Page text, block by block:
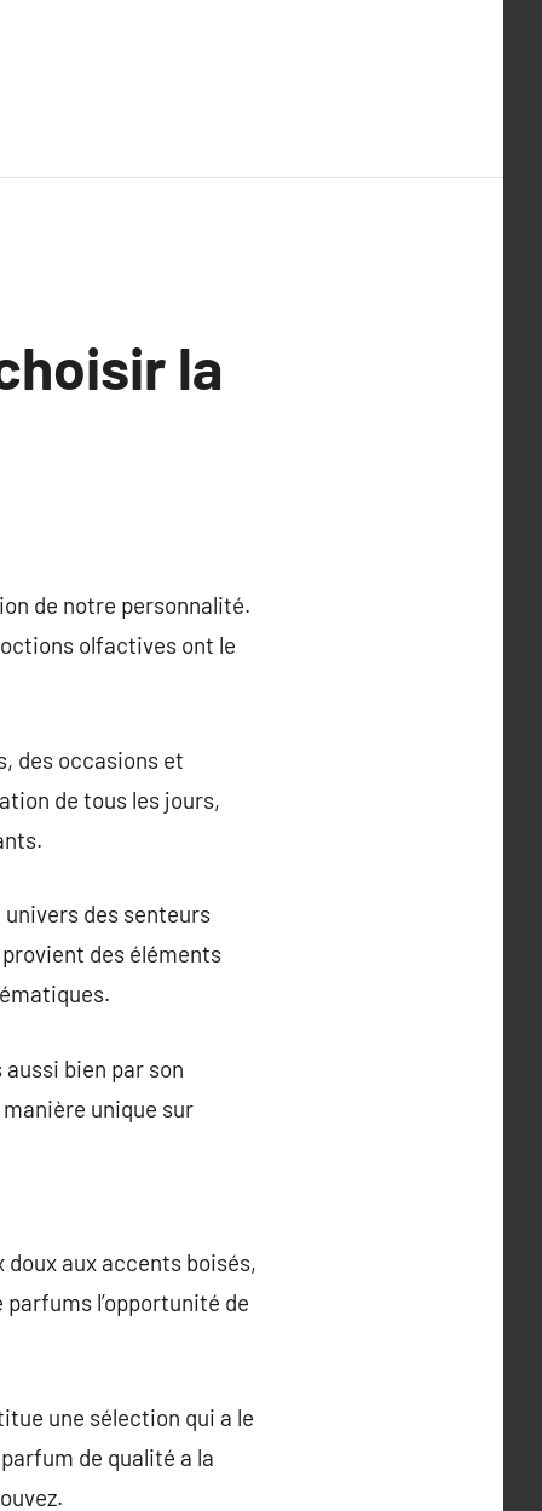
la
de notre personnalité.
olfactives ont le
des occasions et
de tous les jours,
des senteurs
des éléments
bien par son
manière unique sur
aux accents boisés,
l’opportunité de
une sélection qui a le
de qualité a la